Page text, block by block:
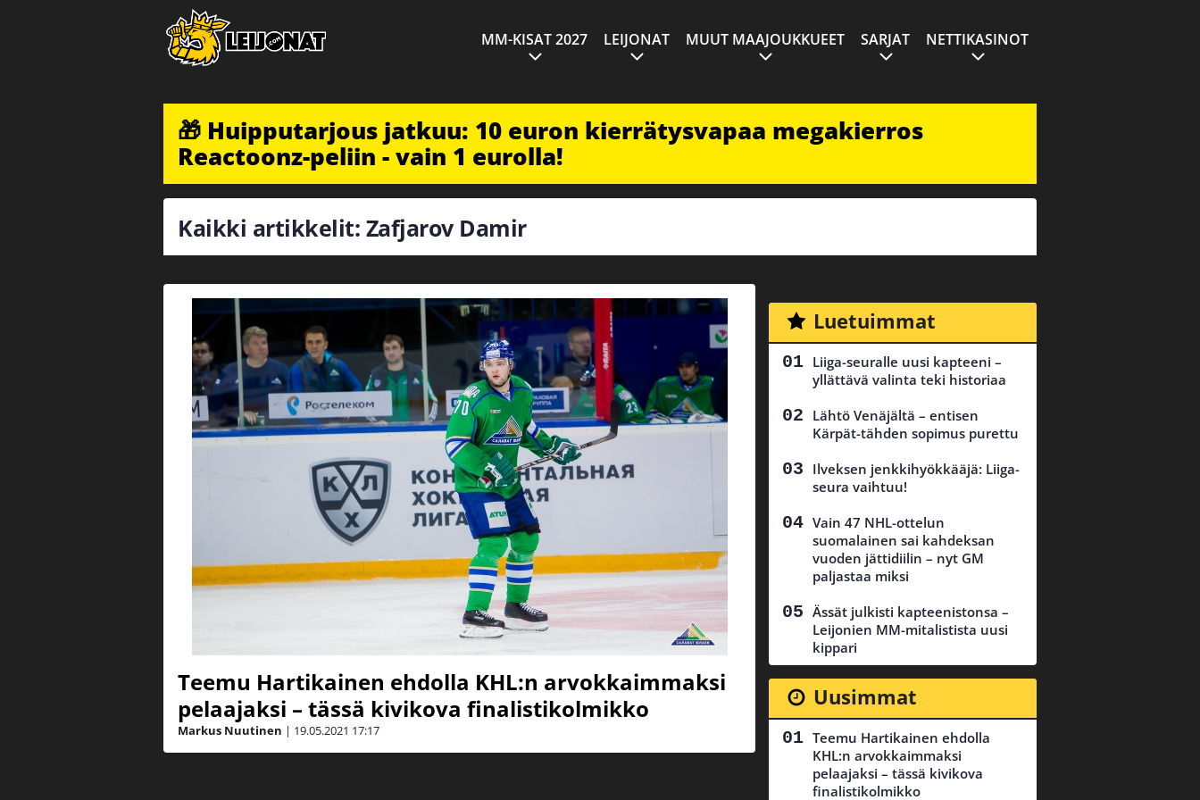
MM-KISAT 2027 LEIJONAT MUUT MAAJOUKKUEET SARJAT NETTIKASINOT
🎁 Huipputarjous jatkuu: 10 euron kierrätysvapaa megakierros
Reactoonz-peliin - vain 1 eurolla!
Kaikki artikkelit: Zafjarov Damir
Teemu Hartikainen ehdolla KHL:n arvokkaimmaksi
pelaajaksi – tässä kivikova finalistikolmikko
Markus Nuutinen | 19.05.2021 17:17
Luetuimmat
Liiga-seuralle uusi kapteeni –
yllättävä valinta teki historiaa
Lähtö Venäjältä – entisen
Kärpät-tähden sopimus purettu
Ilveksen jenkkihyökkääjä: Liiga-
seura vaihtuu!
Vain 47 NHL-ottelun
suomalainen sai kahdeksan
vuoden jättidiilin – nyt GM
paljastaa miksi
Ässät julkisti kapteenistonsa –
Leijonien MM-mitalistista uusi
kippari
Uusimmat
Teemu Hartikainen ehdolla
KHL:n arvokkaimmaksi
pelaajaksi – tässä kivikova
finalistikolmikko